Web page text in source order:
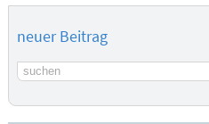
neuer Beitrag
Suchbegriff